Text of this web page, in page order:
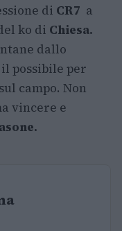
di CR7 a
ko di Chiesa.
dallo
possibile per
campo. Non
vincere e